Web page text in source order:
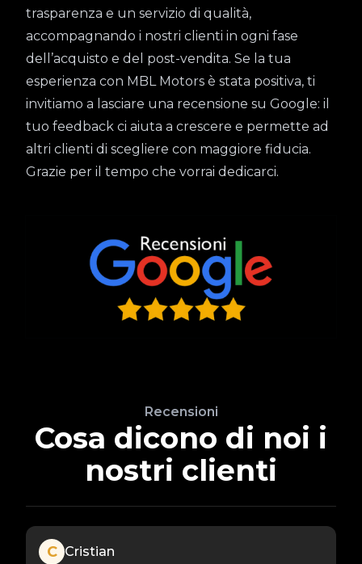
trasparenza e un servizio di qualità,
accompagnando i nostri clienti in ogni fase
dell’acquisto e del post-vendita. Se la tua
esperienza con MBL Motors è stata positiva, ti
invitiamo a lasciare una recensione su Google: il
tuo feedback ci aiuta a crescere e permette ad
altri clienti di scegliere con maggiore fiducia.
Grazie per il tempo che vorrai dedicarci.
Recensioni
Cosa dicono di noi i
nostri clienti
C Cristian